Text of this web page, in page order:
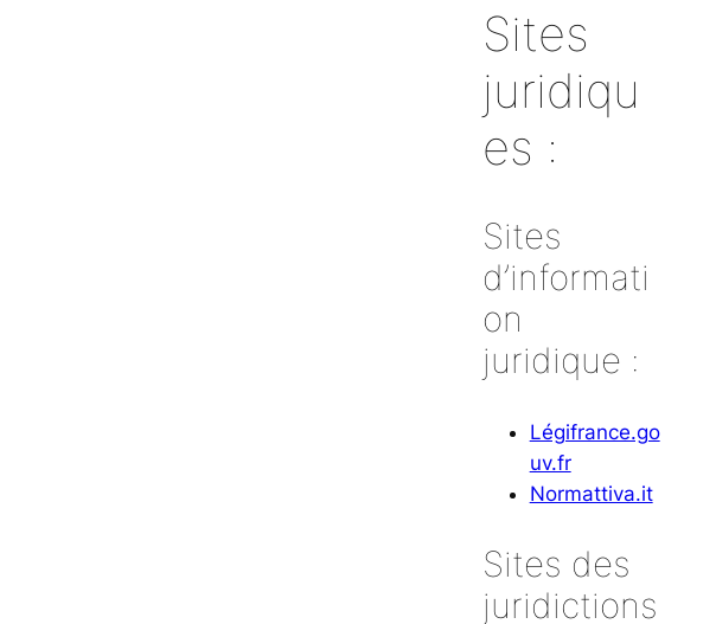
Sites
juridiqu
es :
Sites
d’informati
on
juridique :
Légifrance.go
uv.fr
Normattiva.it
Sites des
juridictions